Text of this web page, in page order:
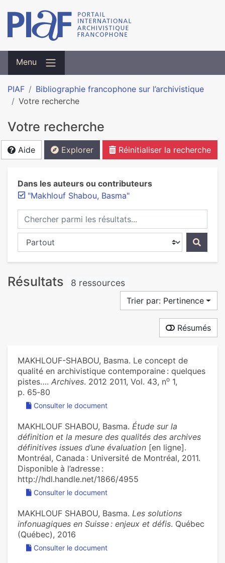
Menu
PIAF
Bibliographie francophone sur l’archivistique
Votre recherche
Votre recherche
Aide Explorer Réinitialiser la recherche
Dans les auteurs ou contributeurs
"Makhlouf Shabou, Basma"
Chercher parmi les résultats...
Chercher dans...
Résultats 8 ressources
Trier par: Pertinence
Résumés
MAKHLOUF-SHABOU, Basma. Le concept de
qualité en archivistique contemporaine : quelques
pistes…. Archives. 2012 2011, Vol. 43, no 1,
p. 65‑80
Consulter le document
MAKHLOUF SHABOU, Basma. Étude sur la
définition et la mesure des qualités des archives
définitives issues d’une évaluation [en ligne].
Montréal, Canada : Université de Montréal, 2011.
Disponible à l’adresse :
http://hdl.handle.net/1866/4955
Consulter le document
MAKHLOUF SHABOU, Basma. Les solutions
infonuagiques en Suisse : enjeux et défis. Québec
(Québec), 2016
Consulter le document